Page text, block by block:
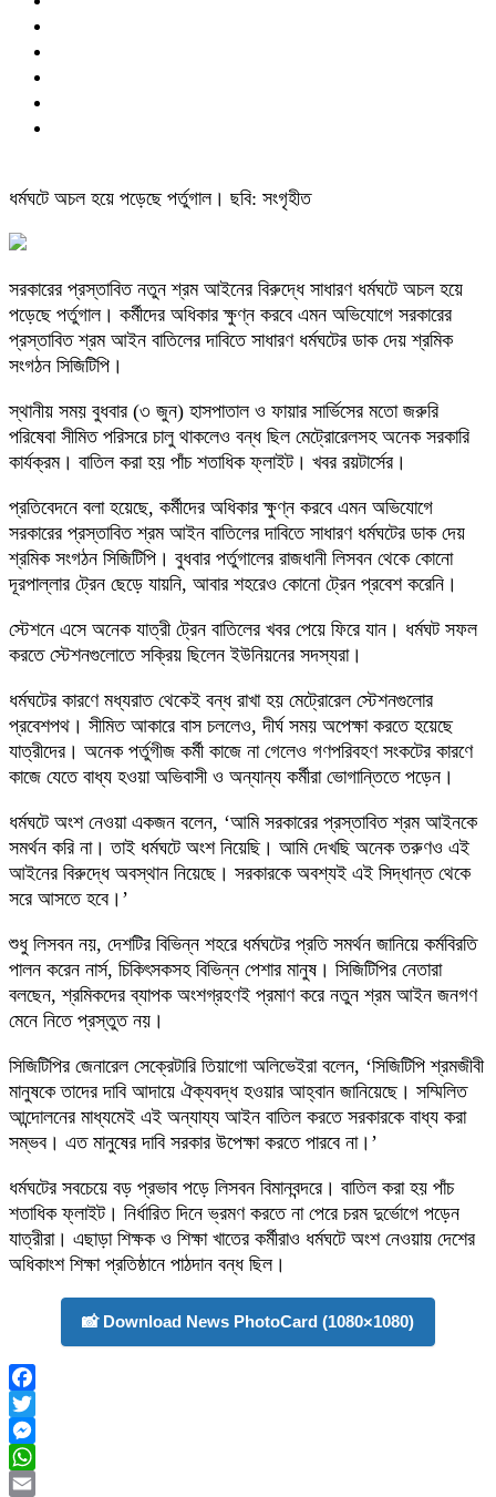
ধর্মঘটে অচল হয়ে পড়েছে পর্তুগাল। ছবি: সংগৃহীত
সরকারের প্রস্তাবিত নতুন শ্রম আইনের বিরুদ্ধে সাধারণ ধর্মঘটে অচল হয়ে
পড়েছে পর্তুগাল। কর্মীদের অধিকার ক্ষুণ্ন করবে এমন অভিযোগে সরকারের
প্রস্তাবিত শ্রম আইন বাতিলের দাবিতে সাধারণ ধর্মঘটের ডাক দেয় শ্রমিক
সংগঠন সিজিটিপি।
স্থানীয় সময় বুধবার (৩ জুন) হাসপাতাল ও ফায়ার সার্ভিসের মতো জরুরি
পরিষেবা সীমিত পরিসরে চালু থাকলেও বন্ধ ছিল মেট্রোরেলসহ অনেক সরকারি
কার্যক্রম। বাতিল করা হয় পাঁচ শতাধিক ফ্লাইট। খবর রয়টার্সের।
প্রতিবেদনে বলা হয়েছে, কর্মীদের অধিকার ক্ষুণ্ন করবে এমন অভিযোগে
সরকারের প্রস্তাবিত শ্রম আইন বাতিলের দাবিতে সাধারণ ধর্মঘটের ডাক দেয়
শ্রমিক সংগঠন সিজিটিপি। বুধবার পর্তুগালের রাজধানী লিসবন থেকে কোনো
দূরপাল্লার ট্রেন ছেড়ে যায়নি, আবার শহরেও কোনো ট্রেন প্রবেশ করেনি।
স্টেশনে এসে অনেক যাত্রী ট্রেন বাতিলের খবর পেয়ে ফিরে যান। ধর্মঘট সফল
করতে স্টেশনগুলোতে সক্রিয় ছিলেন ইউনিয়নের সদস্যরা।
ধর্মঘটের কারণে মধ্যরাত থেকেই বন্ধ রাখা হয় মেট্রোরেল স্টেশনগুলোর
প্রবেশপথ। সীমিত আকারে বাস চললেও, দীর্ঘ সময় অপেক্ষা করতে হয়েছে
যাত্রীদের। অনেক পর্তুগীজ কর্মী কাজে না গেলেও গণপরিবহণ সংকটের কারণে
কাজে যেতে বাধ্য হওয়া অভিবাসী ও অন্যান্য কর্মীরা ভোগান্তিতে পড়েন।
ধর্মঘটে অংশ নেওয়া একজন বলেন, ‘আমি সরকারের প্রস্তাবিত শ্রম আইনকে
সমর্থন করি না। তাই ধর্মঘটে অংশ নিয়েছি। আমি দেখছি অনেক তরুণও এই
আইনের বিরুদ্ধে অবস্থান নিয়েছে। সরকারকে অবশ্যই এই সিদ্ধান্ত থেকে
সরে আসতে হবে।’
শুধু লিসবন নয়, দেশটির বিভিন্ন শহরে ধর্মঘটের প্রতি সমর্থন জানিয়ে কর্মবিরতি
পালন করেন নার্স, চিকিৎসকসহ বিভিন্ন পেশার মানুষ। সিজিটিপির নেতারা
বলছেন, শ্রমিকদের ব্যাপক অংশগ্রহণই প্রমাণ করে নতুন শ্রম আইন জনগণ
মেনে নিতে প্রস্তুত নয়।
সিজিটিপির জেনারেল সেক্রেটারি তিয়াগো অলিভেইরা বলেন, ‘সিজিটিপি শ্রমজীবী
মানুষকে তাদের দাবি আদায়ে ঐক্যবদ্ধ হওয়ার আহ্বান জানিয়েছে। সম্মিলিত
আন্দোলনের মাধ্যমেই এই অন্যায্য আইন বাতিল করতে সরকারকে বাধ্য করা
সম্ভব। এত মানুষের দাবি সরকার উপেক্ষা করতে পারবে না।’
ধর্মঘটের সবচেয়ে বড় প্রভাব পড়ে লিসবন বিমানবন্দরে। বাতিল করা হয় পাঁচ
শতাধিক ফ্লাইট। নির্ধারিত দিনে ভ্রমণ করতে না পেরে চরম দুর্ভোগে পড়েন
যাত্রীরা। এছাড়া শিক্ষক ও শিক্ষা খাতের কর্মীরাও ধর্মঘটে অংশ নেওয়ায় দেশের
অধিকাংশ শিক্ষা প্রতিষ্ঠানে পাঠদান বন্ধ ছিল।
📸 Download News PhotoCard (1080×1080)
Facebook
Twitter
Messenger
WhatsApp